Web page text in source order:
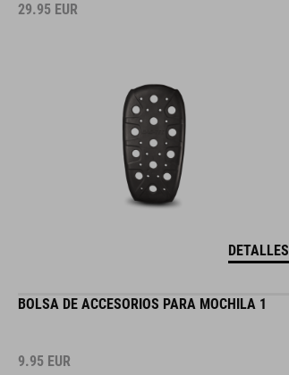
29.95 EUR
DETALLES
BOLSA DE ACCESORIOS PARA MOCHILA 1
9.95 EUR